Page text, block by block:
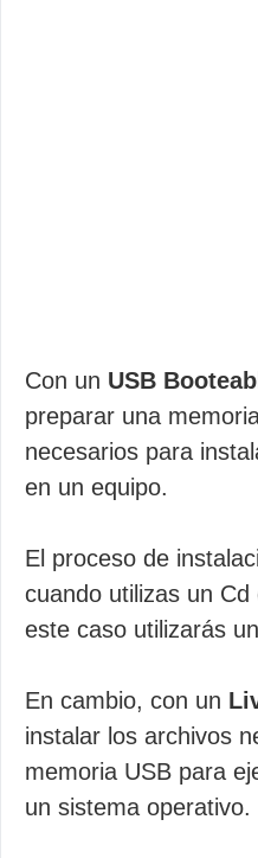
Con un USB
preparar una
necesarios para
en un equipo.
El proceso de
cuando utilizas un
este caso utilizarás
En cambio, con un
instalar los archivos
memoria USB para
un sistema operativo.